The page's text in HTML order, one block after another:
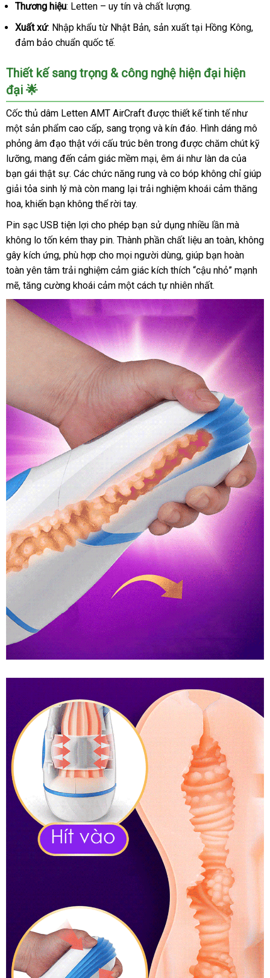
Thương hiệu: Letten – uy tín và chất lượng.
Xuất xứ: Nhập khẩu từ Nhật Bản, sản xuất tại Hồng Kông,
đảm bảo chuẩn quốc tế.
Thiết kế sang trọng & công nghệ hiện đại hiện
đại 🌟
Cốc thủ dâm Letten AMT AirCraft được thiết kế tinh tế như
một sản phẩm cao cấp, sang trọng và kín đáo. Hình dáng mô
phỏng âm đạo thật với cấu trúc bên trong được chăm chút kỹ
lưỡng, mang đến cảm giác mềm mại, êm ái như làn da của
bạn gái thật sự. Các chức năng rung và co bóp không chỉ giúp
giải tỏa sinh lý mà còn mang lại trải nghiệm khoái cảm thăng
hoa, khiến bạn không thể rời tay.
Pin sạc USB tiện lợi cho phép bạn sử dụng nhiều lần mà
không lo tốn kém thay pin. Thành phần chất liệu an toàn, không
gây kích ứng, phù hợp cho mọi người dùng, giúp bạn hoàn
toàn yên tâm trải nghiệm cảm giác kích thích “cậu nhỏ” mạnh
mẽ, tăng cường khoái cảm một cách tự nhiên nhất.
Cốc
Dâm
Nữ
Rung
Tự
Động
Co
Bóp
Cực
Phê
AD33H